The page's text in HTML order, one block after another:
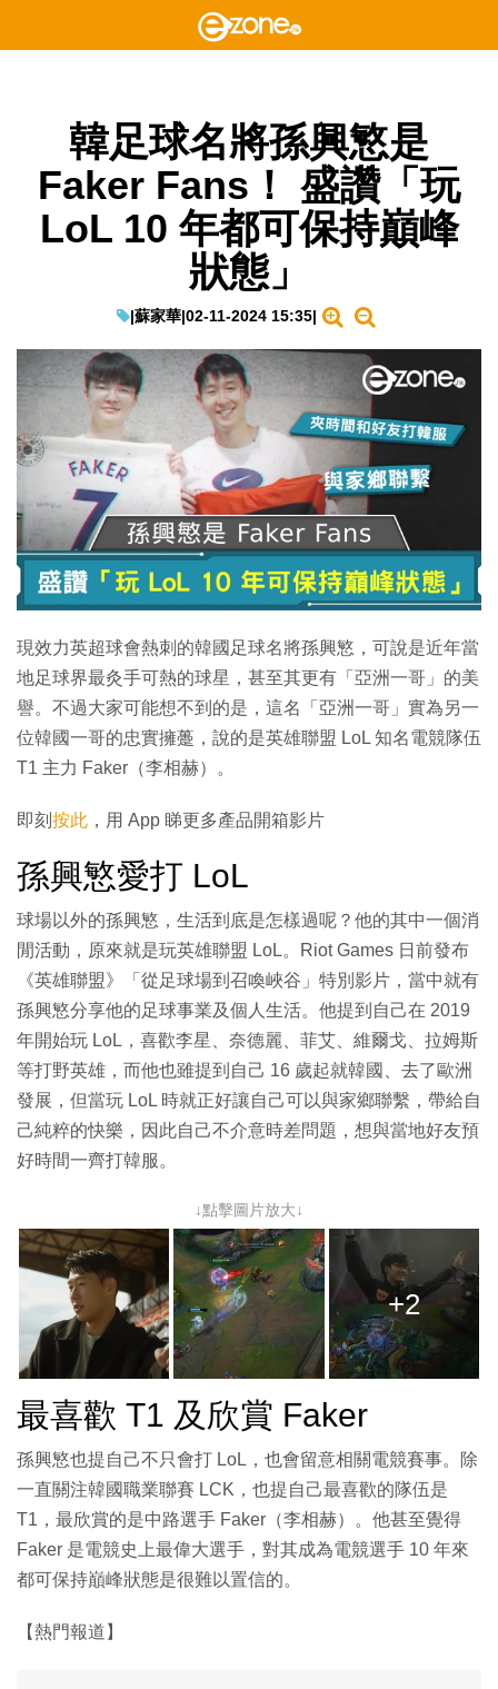
韓足球名將孫興慜是
Faker Fans！ 盛讚「玩
LoL 10 年都可保持巔峰
狀態」
|蘇家華|02-11-2024 15:35|
現效力英超球會熱刺的韓國足球名將孫興慜，可說是近年當
地足球界最灸手可熱的球星，甚至其更有「亞洲一哥」的美
譽。不過大家可能想不到的是，這名「亞洲一哥」實為另一
位韓國一哥的忠實擁躉，說的是英雄聯盟 LoL 知名電競隊伍
T1 主力 Faker（李相赫）。
即刻 按此 ，用 App 睇更多產品開箱影片
孫興慜愛打 LoL
球場以外的孫興慜，生活到底是怎樣過呢？他的其中一個消
閒活動，原來就是玩英雄聯盟 LoL。Riot Games 日前發布
《英雄聯盟》「從足球場到召喚峽谷」特別影片，當中就有
孫興慜分享他的足球事業及個人生活。他提到自己在 2019
年開始玩 LoL，喜歡李星、奈德麗、菲艾、維爾戈、拉姆斯
等打野英雄，而他也雖提到自己 16 歲起就韓國、去了歐洲
發展，但當玩 LoL 時就正好讓自己可以與家鄉聯繫，帶給自
己純粹的快樂，因此自己不介意時差問題，想與當地好友預
好時間一齊打韓服。
↓點擊圖片放大↓
+2
最喜歡 T1 及欣賞 Faker
孫興慜也提自己不只會打 LoL，也會留意相關電競賽事。除
一直關注韓國職業聯賽 LCK，也提自己最喜歡的隊伍是
T1，最欣賞的是中路選手 Faker（李相赫）。他甚至覺得
Faker 是電競史上最偉大選手，對其成為電競選手 10 年來
都可保持巔峰狀態是很難以置信的。
【熱門報道】